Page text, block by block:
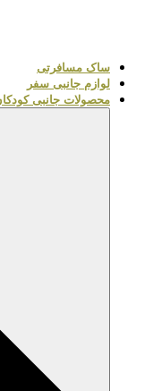
ساک مسافرتی
لوازم جانبی سفر
محصولات جانبی کودکان